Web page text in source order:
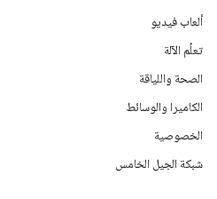
ألعاب فيديو
تعلُم الآلة
الصحة واللياقة
الكاميرا والوسائط
الخصوصية
شبكة الجيل الخامس